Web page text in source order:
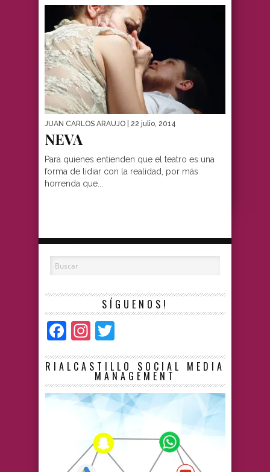
JUAN CARLOS ARAUJO | 22 julio, 2014
NEVA
Para quienes entienden que el teatro es una
forma de lidiar con la realidad, por más
horrenda que...
SÍGUENOS!
Facebook
Instagram
RIALCASTILLO SOCIAL MEDIA
MANAGEMENT